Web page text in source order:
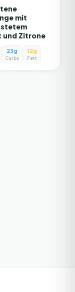
mit
und Zitrone
23g
Carbs
12g
Fett